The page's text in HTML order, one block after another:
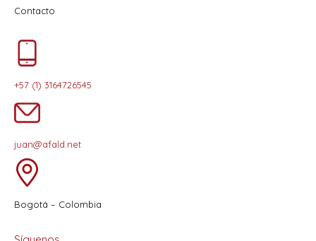
Contacto
+57 (1) 3164726545
juan@afald.net
Bogotá – Colombia